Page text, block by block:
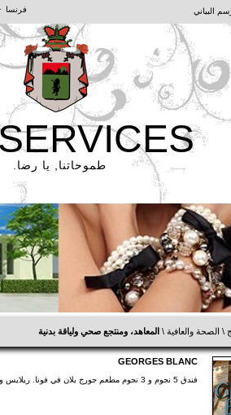
البياني فرنسا
طموحاتنا, يا رضا.
\ الصحة والعافية \ المعاهد، ومنتجع صحي ولياقة بدنية
GEORGES BLANC
فندق 5 نجوم و 3 نجوم مطعم جورج بلان في فونا. ريلايس والسرايات.